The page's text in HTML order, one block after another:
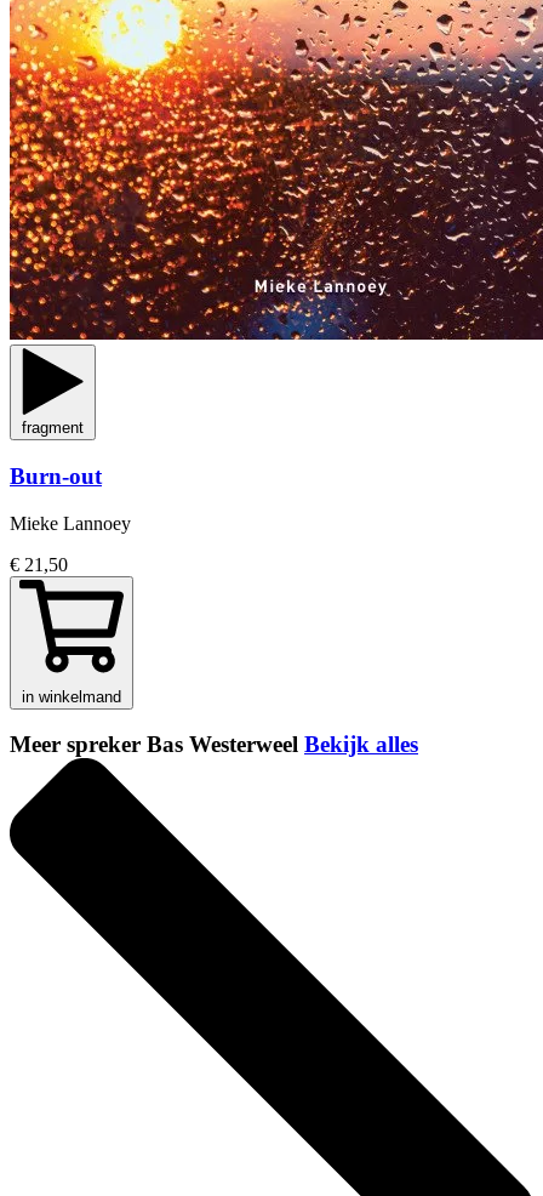
fragment
Burn-out
Mieke Lannoey
€ 21,50
in winkelmand
Meer spreker Bas Westerweel Bekijk alles